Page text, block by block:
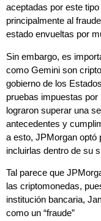
aceptadas por este
principalmente al
estado envueltas por
Sin embargo, es
como Gemini son
gobierno de los
pruebas impuestas
lograron superar una
antecedentes y
a esto, JPMorgan optó
incluirlas dentro de su
Tal parece que
las criptomonedas,
institución bancaria,
como un “fraude”